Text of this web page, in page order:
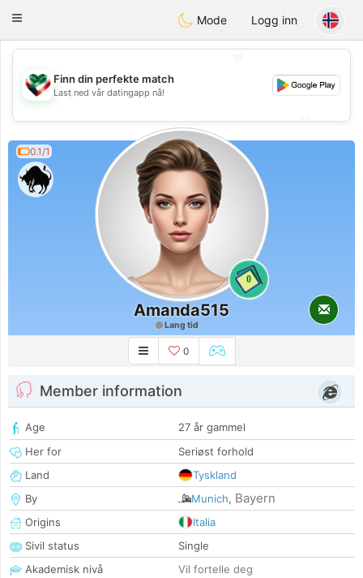
KuwaitChat
Toggle
Mode Logg inn
💖
💕
💕
Finn din perfekte match
Last ned vår datingapp nå!
0.1/1
0
Amanda515
Lang tid
0
Member information
Age
27 år gammel
Her for
Seriøst forhold
Land
Tyskland
By
Munich, Bayern
Origins
Italia
Sivil status
Single
Akademisk nivå
Vil fortelle deg